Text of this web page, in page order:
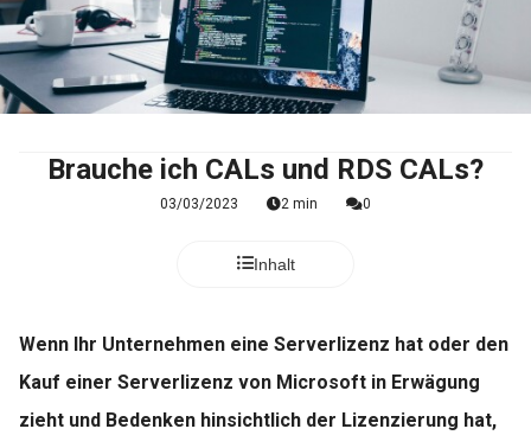
Brauche ich CALs und RDS CALs?
03/03/2023 2 min 0
Inhalt
Wenn Ihr Unternehmen eine Serverlizenz hat oder den
Kauf einer Serverlizenz von Microsoft in Erwägung
zieht und Bedenken hinsichtlich der Lizenzierung hat,